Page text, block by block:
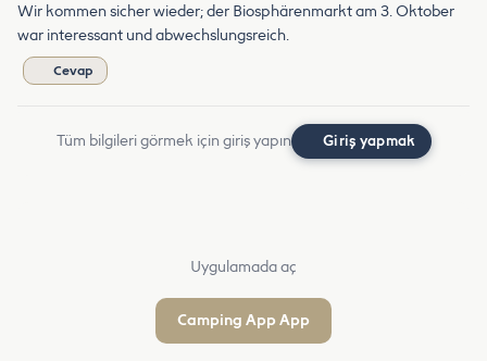
Wir kommen sicher wieder; der Biosphärenmarkt am 3. Oktober
war interessant und abwechslungsreich.
Cevap
Tüm bilgileri görmek için giriş yapın Giriş yapmak
Uygulamada aç
Camping App App